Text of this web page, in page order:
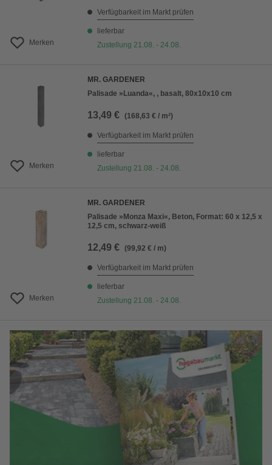
Merken
Verfügbarkeit im Markt prüfen
lieferbar
Zustellung 21.08. - 24.08.
Merken
MR. GARDENER
Palisade »Luanda«, , basalt, 80x10x10 cm
13,49 € (168,63 € / m²)
Verfügbarkeit im Markt prüfen
lieferbar
Zustellung 21.08. - 24.08.
Merken
MR. GARDENER
Palisade »Monza Maxi«, Beton, Format: 60 x 12,5 x
12,5 cm, schwarz-weiß
12,49 € (99,92 € / m)
Verfügbarkeit im Markt prüfen
lieferbar
Zustellung 21.08. - 24.08.